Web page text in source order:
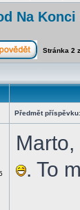
Na Konci
Stránka 2 z
Předmět příspěvku:
. To